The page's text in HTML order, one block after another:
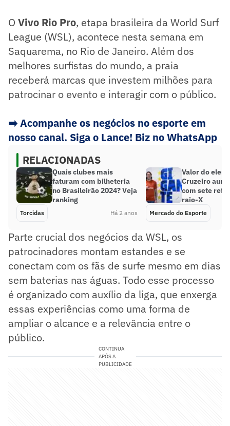
O Vivo Rio Pro, etapa brasileira da World Surf
League (WSL), acontece nesta semana em
Saquarema, no Rio de Janeiro. Além dos
melhores surfistas do mundo, a praia
receberá marcas que investem milhões para
patrocinar o evento e interagir com o público.
➡️Acompanhe os negócios no esporte em
nosso canal. Siga o Lance! Biz no WhatsApp
RELACIONADAS
Quais clubes mais
faturam com bilheteria
no Brasileirão 2024? Veja
ranking
Torcidas Há 2 anos
Valor do
Cruzeiro
com sete
raio-X
Mercado do Esporte
Parte crucial dos negócios da WSL, os
patrocinadores montam estandes e se
conectam com os fãs de surfe mesmo em dias
sem baterias nas águas. Todo esse processo
é organizado com auxílio da liga, que enxerga
essas experiências como uma forma de
ampliar o alcance e a relevância entre o
público.
CONTINUA
APÓS A
PUBLICIDADE